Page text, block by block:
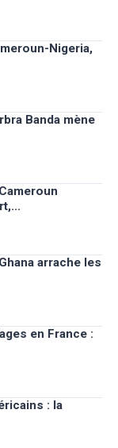
Nigeria,
Banda mène
arrache les
en France :
: la